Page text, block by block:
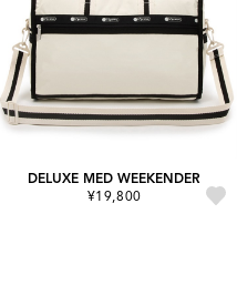
DELUXE MED WEEKENDER
¥19,800